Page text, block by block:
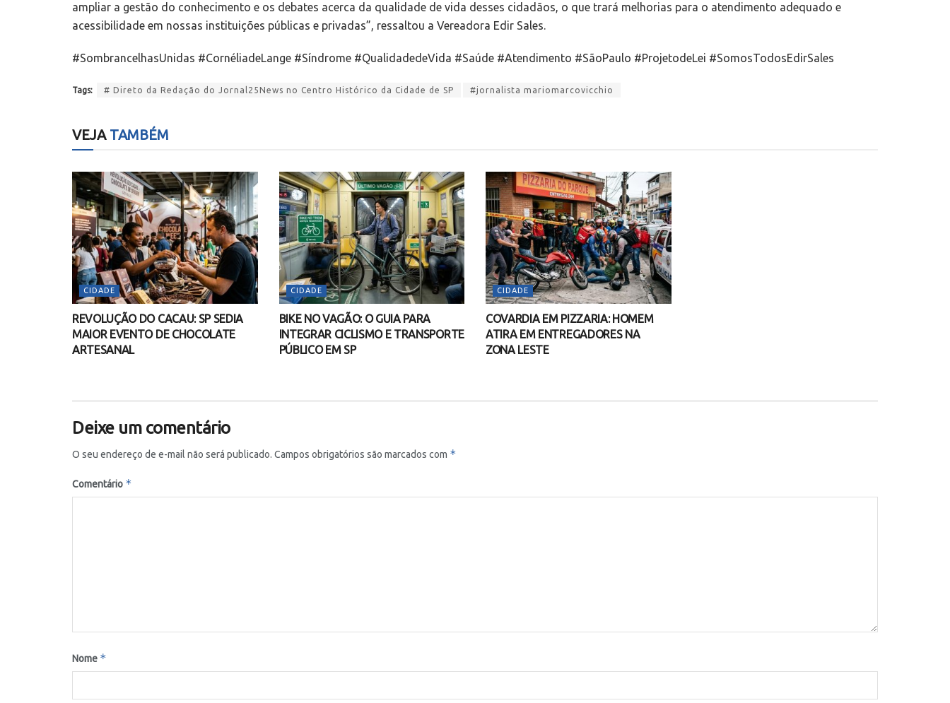
ampliar a gestão do conhecimento e os debates acerca da qualidade de vida desses cidadãos, o que trará melhorias para o atendimento adequado e
acessibilidade em nossas instituições públicas e privadas”, ressaltou a Vereadora Edir Sales.
#SombrancelhasUnidas #CornéliadeLange #Síndrome #QualidadedeVida #Saúde #Atendimento #SãoPaulo #ProjetodeLei #SomosTodosEdirSales
Tags: # Direto da Redação do Jornal25News no Centro Histórico da Cidade de SP #jornalista mariomarcovicchio
VEJATAMBÉM
CIDADE
REVOLUÇÃO DO CACAU: SP SEDIA
MAIOR EVENTO DE CHOCOLATE
ARTESANAL
CIDADE
BIKE NO VAGÃO: O GUIA PARA
INTEGRAR CICLISMO E TRANSPORTE
PÚBLICO EM SP
CIDADE
COVARDIA EM PIZZARIA: HOMEM
ATIRA EM ENTREGADORES NA
ZONA LESTE
Deixe um comentário
O seu endereço de e-mail não será publicado. Campos obrigatórios são marcados com *
Comentário *
Nome *